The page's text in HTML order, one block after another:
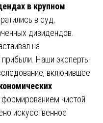
в крупном
в суд,
дивидендов.
на
прибыли. Наши эксперты
включившее
формированием чистой
искусственное